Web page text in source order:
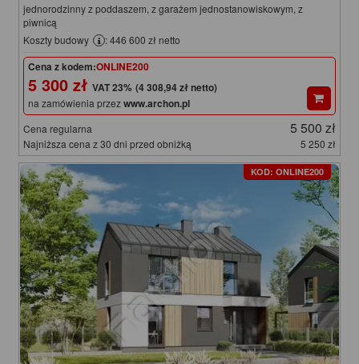
jednorodzinny z poddaszem, z garażem jednostanowiskowym, z
piwnicą
Koszty budowy
: 446 600 zł netto
Cena z kodem:ONLINE200
5 300 zł (4 308,94 zł netto)
na zamówienia przezwww.archon.pl
Cena regularna 5 500 zł
Najniższa cena z 30 dni przed obniżką 5 250 zł
KOD: ONLINE200